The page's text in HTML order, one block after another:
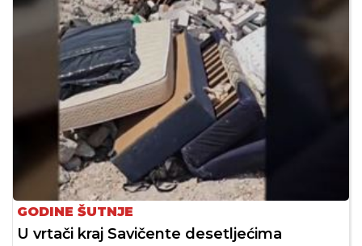
GODINE ŠUTNJE
U vrtači kraj Savičente desetljećima